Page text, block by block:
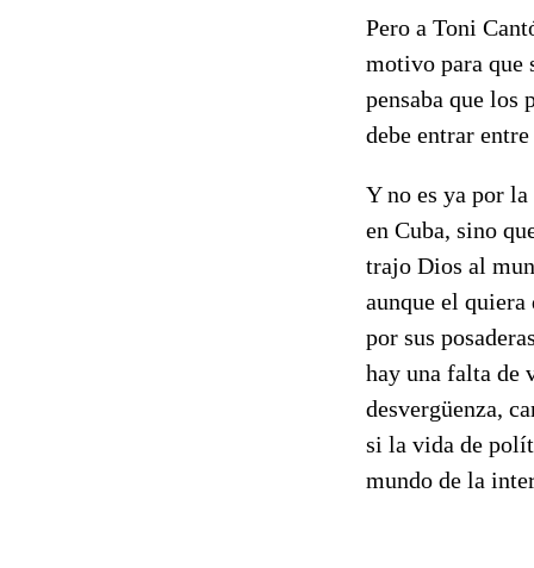
Pero a Toni
motivo para que
pensaba que los
debe entrar
Y no es ya por
en Cuba, sino
trajo Dios al
aunque el quiera
por sus
hay una falta de
desvergüenza,
si la vida de
mundo de la